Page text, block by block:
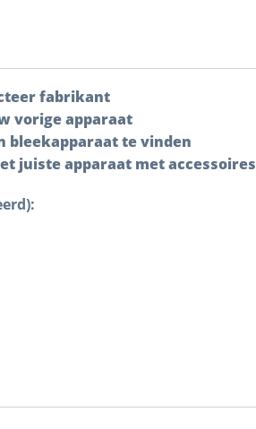
fabrikant
vorige apparaat
bleekapparaat te vinden
juiste apparaat met accessoires
):